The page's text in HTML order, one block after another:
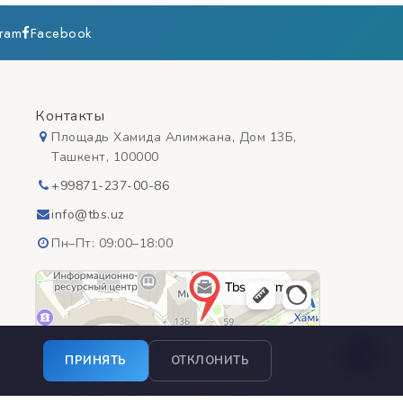
ПРИНЯТЬ ОТКЛОНИТЬ
Facebook
Контакты
Площадь Хамида Алимжана, Дом 13Б,
Ташкент, 100000
+99871-237-00-86
info@tbs.uz
Пн–Пт: 09:00–18:00